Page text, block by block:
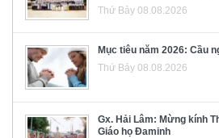
Thứ Bảy 08.08.2026
Mục tiêu năm 2026: Cầu
Thứ Bảy 08.08.2026
Gx. Hải Lâm: Mừng kính
Giáo họ Đaminh